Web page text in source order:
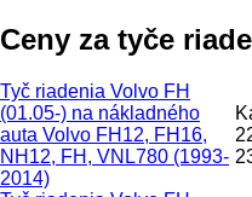
Ceny za tyče
Tyč riadenia Volvo FH
(01.05-) na nákladného
auta Volvo FH12, FH16,
NH12, FH, VNL780 (1993-
2014)